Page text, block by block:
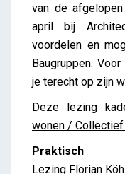
van de
april bij
voordelen en
Baugruppen.
je terecht op zijn
Deze lezing
wonen / Collectief
Praktisch
Lezing Florian